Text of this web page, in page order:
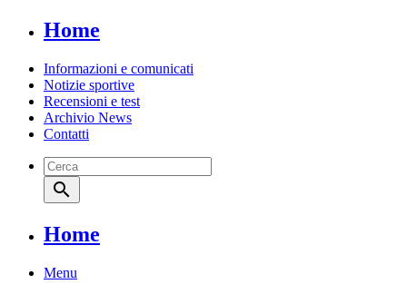
Home
Informazioni e comunicati
Notizie sportive
Recensioni e test
Archivio News
Contatti
search
Home
Menu